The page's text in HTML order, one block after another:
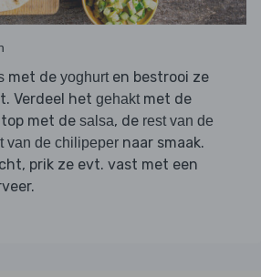
met de yoghurten bestrooi ze
Verdeel het gehaktmet de
met de salsa, de rest van de
van de chilipeper naar smaak.
prik ze evt. vast met een